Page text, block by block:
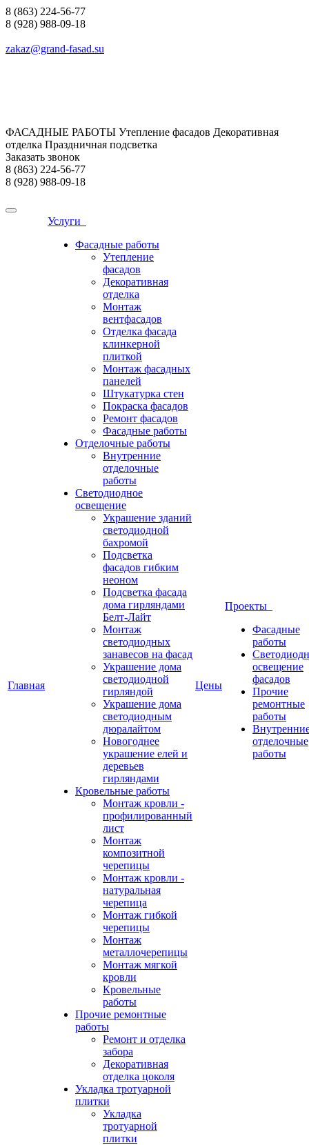
8 (863) 224-56-77
8 (928) 988-09-18
zakaz@grand-fasad.su
ФАСАДНЫЕ РАБОТЫ Утепление фасадов Декоративная
отделка Праздничная подсветка
Заказать звонок
8 (863) 224-56-77
8 (928) 988-09-18
Главная
Услуги
Фасадные работы
Утепление
фасадов
Декоративная
отделка
Монтаж
вентфасадов
Отделка фасада
клинкерной
плиткой
Монтаж фасадных
панелей
Штукатурка стен
Покраска фасадов
Ремонт фасадов
Фасадные работы
Отделочные работы
Внутренние
отделочные
работы
Светодиодное
освещение
Украшение зданий
светодиодной
бахромой
Подсветка
фасадов гибким
неоном
Подсветка фасада
дома гирляндами
Белт-Лайт
Монтаж
светодиодных
занавесов на фасад
Украшение дома
светодиодной
гирляндой
Украшение дома
светодиодным
дюралайтом
Новогоднее
украшение елей и
деревьев
гирляндами
Кровельные работы
Монтаж кровли -
профилированный
лист
Монтаж
композитной
черепицы
Монтаж кровли -
натуральная
черепица
Монтаж гибкой
черепицы
Монтаж
металлочерепицы
Монтаж мягкой
кровли
Кровельные
работы
Прочие ремонтные
работы
Ремонт и отделка
забора
Декоративная
отделка цоколя
Укладка тротуарной
плитки
Укладка
тротуарной
плитки
Цены
Проекты
Фасадные
работы
освещение
фасадов
Прочие
ремонтные
работы
отделочные
работы